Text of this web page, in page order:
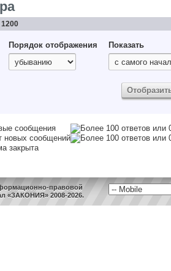
Порядок отображения Показать
сообщения
новых сообщений
закрыта
правовой
«ЗАКОНИЯ» 2008-2026.